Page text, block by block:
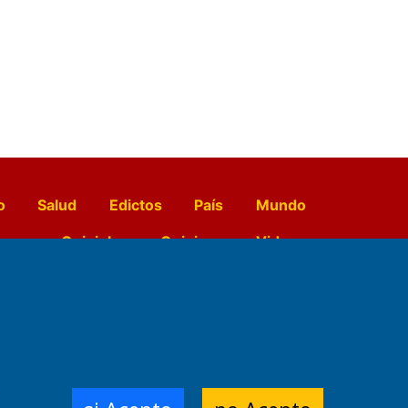
Salud Edictos País
Mundo
Quiniela Opinion
Videos